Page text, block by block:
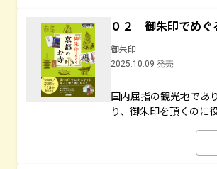
０２ 御朱印でめ
御朱印
2025.10.09 発売
国内屈指の観光地であ
り、御朱印を頂くのに